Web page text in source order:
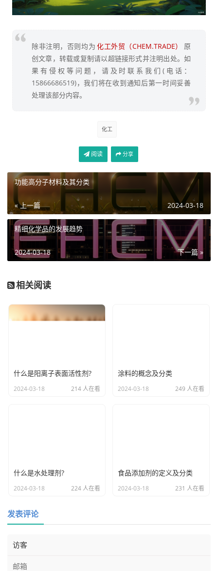
除非注明，否则均为 化工外贸（CHEM.TRADE）
原
创文章，转载或复制请以超链接形式并注明出处。如
果有侵权等问题，请及时联系我们(电话：
15866686519)，我们将在收到通知后第一时间妥善
处理该部分内容。
化工
阅读 分享
功能高分子材料及其分类
« 上一篇 2024-03-18
精细化学品的发展趋势
下一篇 »
2024-03-18
相关阅读
什么是阳离子表面活性剂?
2024-03-18 214 人在看
涂料的概念及分类
2024-03-18 249 人在看
什么是水处理剂?
2024-03-18 224 人在看
食品添加剂的定义及分类
2024-03-18 231 人在看
发表评论